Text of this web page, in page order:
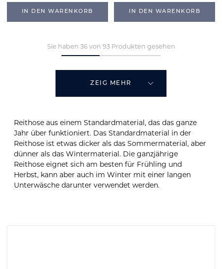
IN DEN WARENKORB IN DEN WARENKORB
Sie haben 36 von 93 Produkten gesehen
ZEIG MEHR
Reithose aus einem Standardmaterial, das das ganze
Jahr über funktioniert. Das Standardmaterial in der
Reithose ist etwas dicker als das Sommermaterial, aber
dünner als das Wintermaterial. Die ganzjährige
Reithose eignet sich am besten für Frühling und
Herbst, kann aber auch im Winter mit einer langen
Unterwäsche darunter verwendet werden.